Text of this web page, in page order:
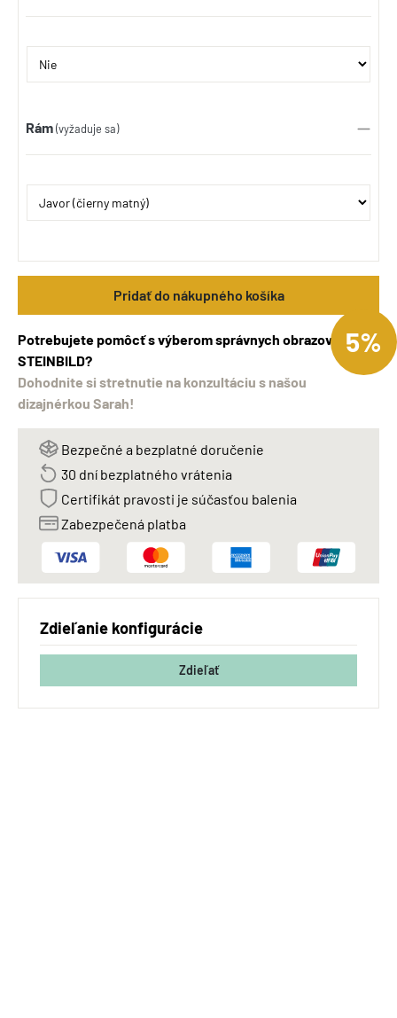
Rám(vyžaduje sa)
Pridať do nákupného košíka
Potrebujete pomôcť s výberom správnych obrazov
STEINBILD?
Dohodnite si stretnutie na konzultáciu s našou
dizajnérkou Sarah!
Bezpečné a bezplatné doručenie
30 dní bezplatného vrátenia
Certifikát pravosti je súčasťou balenia
Zabezpečená platba
Zdieľanie konfigurácie
Zdieľať
5%